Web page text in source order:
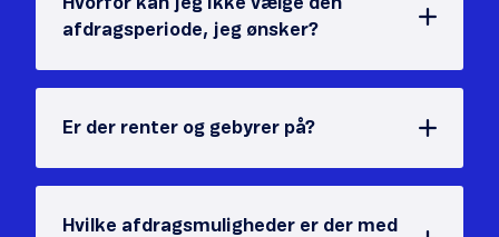
afdragsperiode, jeg ønsker?
Er der renter og gebyrer på?
Hvilke afdragsmuligheder er der med